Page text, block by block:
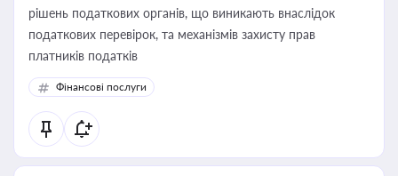
рішень податкових органів, що виникають внаслідок
податкових перевірок, та механізмів захисту прав
платників податків
Фінансові послуги